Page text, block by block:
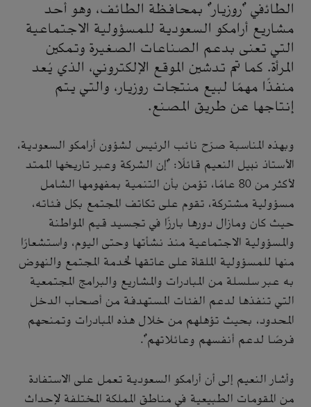
الطائفي "روزيار" بمحافظة الطائف، وهو أحد
مشاريع أرامكو السعودية للمسؤولية الاجتماعية
التي تعنى بدعم الصناعات الصغيرة وتمكين
المرأة. كما تم تدشين الموقع الإلكتروني، الذي يُعد
منفذًا مهمًا لبيع منتجات روزيار، والتي يتم
إنتاجها عن طريق المصنع.
وبهذه المناسبة صرّح نائب الرئيس لشؤون أرامكو السعودية،
الأستاذ نبيل النعيم قائلًا: "إن الشركة وعبر تاريخها الممتد
لأكثر من 80 عامًا، تؤمن بأن التنمية بمفهومها الشامل
مسؤولية مشتركة، تقوم على تكاتف المجتمع بكل فئاته،
حيث كان ومازال دورها بارزًا في تجسيد قيم المواطنة
والمسؤولية الاجتماعية منذ نشأتها وحتى اليوم، واستشعارًا
منها للمسؤولية الملقاة على عاتقها لخدمة المجتمع والنهوض
به عبر سلسلة من المبادرات والمشاريع والبرامج المجتمعية
التي تنفذها لدعم الفئات المستهدفة من أصحاب الدخل
المحدود، بحيث تؤهلهم من خلال هذه المبادرات وتمنحهم
فرصًا لدعم أنفسهم وعائلاتهم".
وأشار النعيم إلى أن أرامكو السعودية تعمل على الاستفادة
من المقومات الطبيعية في مناطق المملكة المختلفة لإحداث